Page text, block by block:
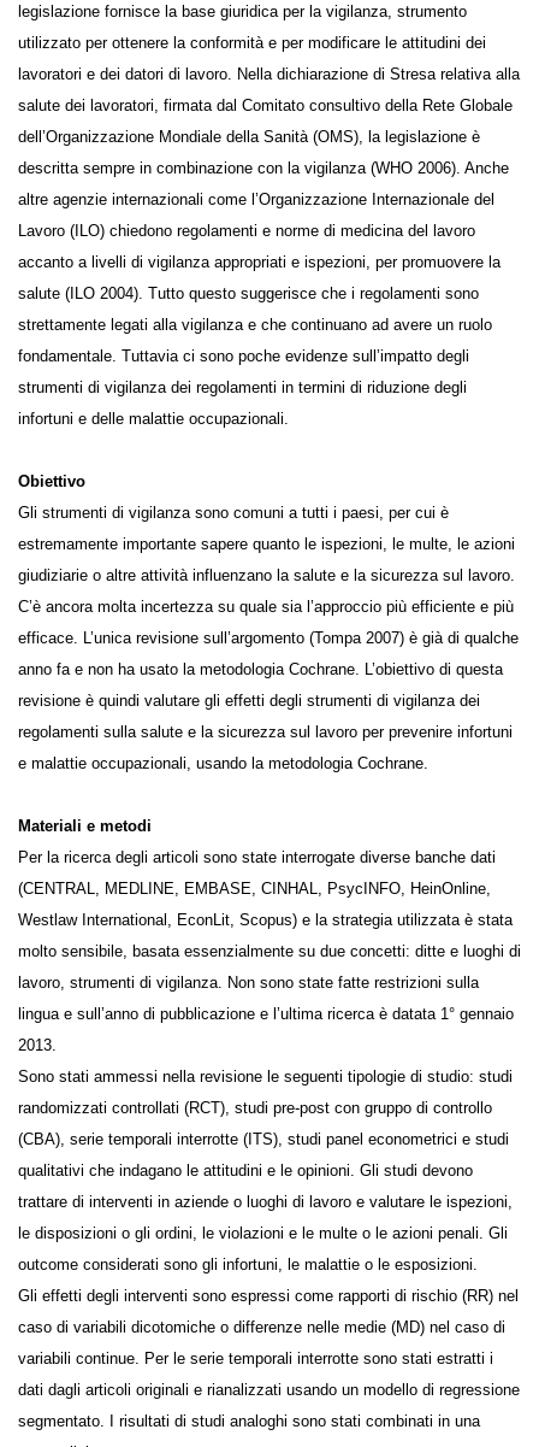
legislazione fornisce la base giuridica per la vigilanza, strumento
utilizzato per ottenere la conformità e per modificare le attitudini dei
lavoratori e dei datori di lavoro. Nella dichiarazione di Stresa relativa
alla salute dei lavoratori, firmata dal Comitato consultivo della Rete
Globale dell’Organizzazione Mondiale della Sanità (OMS), la
legislazione è descritta sempre in combinazione con la vigilanza (WHO
2006). Anche altre agenzie internazionali come l’Organizzazione
Internazionale del Lavoro (ILO) chiedono regolamenti e norme di
medicina del lavoro accanto a livelli di vigilanza appropriati e ispezioni,
per promuovere la salute (ILO 2004). Tutto questo suggerisce che i
regolamenti sono strettamente legati alla vigilanza e che continuano
ad avere un ruolo fondamentale. Tuttavia ci sono poche evidenze
sull’impatto degli strumenti di vigilanza dei regolamenti in termini di
riduzione degli infortuni e delle malattie occupazionali.
Obiettivo
Gli strumenti di vigilanza sono comuni a tutti i paesi, per cui è
estremamente importante sapere quanto le ispezioni, le multe, le
azioni giudiziarie o altre attività influenzano la salute e la sicurezza sul
lavoro. C’è ancora molta incertezza su quale sia l’approccio più
efficiente e più efficace. L’unica revisione sull’argomento (Tompa 2007)
è già di qualche anno fa e non ha usato la metodologia Cochrane.
L’obiettivo di questa revisione è quindi valutare gli effetti degli
strumenti di vigilanza dei regolamenti sulla salute e la sicurezza sul
lavoro per prevenire infortuni e malattie occupazionali, usando la
Materiali e metodi
Per la ricerca degli articoli sono state interrogate diverse banche dati
(CENTRAL, MEDLINE, EMBASE, CINHAL, PsycINFO, HeinOnline,
Westlaw International, EconLit, Scopus) e la strategia utilizzata è stata
molto sensibile, basata essenzialmente su due concetti: ditte e luoghi
di lavoro, strumenti di vigilanza. Non sono state fatte restrizioni sulla
lingua e sull’anno di pubblicazione e l’ultima ricerca è datata 1°
gennaio 2013.
Sono stati ammessi nella revisione le seguenti tipologie di studio: studi
randomizzati controllati (RCT), studi pre-post con gruppo di controllo
(CBA), serie temporali interrotte (ITS), studi panel econometrici e studi
qualitativi che indagano le attitudini e le opinioni. Gli studi devono
trattare di interventi in aziende o luoghi di lavoro e valutare le
ispezioni, le disposizioni o gli ordini, le violazioni e le multe o le azioni
penali. Gli outcome considerati sono gli infortuni, le malattie o le
esposizioni.
Gli effetti degli interventi sono espressi come rapporti di rischio (RR)
nel caso di variabili dicotomiche o differenze nelle medie (MD) nel caso
di variabili continue. Per le serie temporali interrotte sono stati estratti